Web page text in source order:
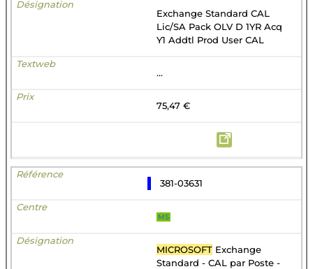
Exchange Standard CAL
Lic/SA Pack OLV D 1YR Acq
Y1 Addtl Prod User CAL
...
75,47 €
381-03631
MS
MICROSOFT Exchange
Standard - CAL par Poste -